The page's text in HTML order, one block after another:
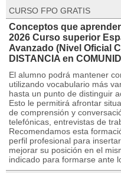
CURSO FPO GRATIS
Conceptos que
2026 Curso superior
Avanzado (Nivel Oficial
DISTANCIA en
El alumno podrá mantener
utilizando vocabulario más
hasta un punto de distinguir
Esto le permitirá afrontar
de comprensión y
telefónicas, entrevistas de
Recomendamos esta
perfil profesional para
mejorar su posición en el
indicado para formarse ante